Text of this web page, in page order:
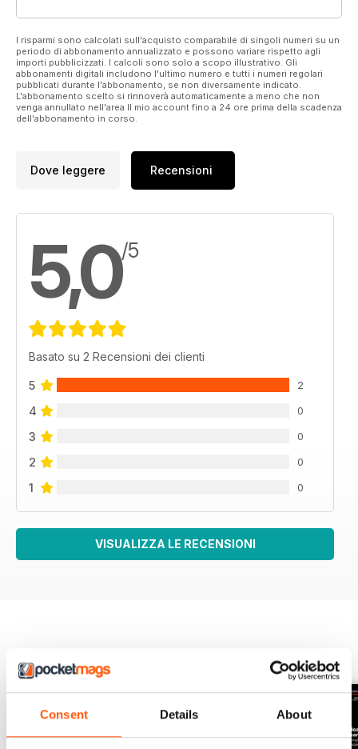
Consent Details About
I risparmi sono calcolati sull'acquisto comparabile di singoli numeri su un
periodo di abbonamento annualizzato e possono variare rispetto agli
importi pubblicizzati. I calcoli sono solo a scopo illustrativo. Gli
abbonamenti digitali includono l'ultimo numero e tutti i numeri regolari
pubblicati durante l'abbonamento, se non diversamente indicato.
L'abbonamento scelto si rinnoverà automaticamente a meno che non
venga annullato nell'area Il mio account fino a 24 ore prima della scadenza
dell'abbonamento in corso.
Dove leggere Recensioni
5,0/5
Basato su 2 Recensioni dei clienti
5 2
4 0
3 0
2 0
1 0
VISUALIZZA LE RECENSIONI